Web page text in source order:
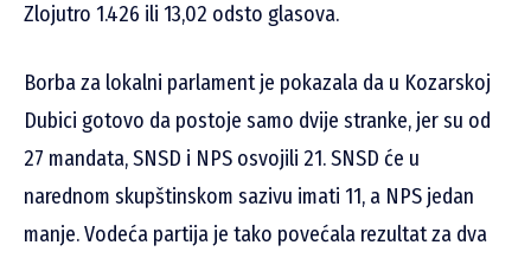
Zlojutro 1.426 ili 13,02 odsto glasova.
Borba za lokalni parlament je pokazala da u Kozarskoj
Dubici gotovo da postoje samo dvije stranke, jer su od
27 mandata, SNSD i NPS osvojili 21. SNSD će u
narednom skupštinskom sazivu imati 11, a NPS jedan
manje. Vodeća partija je tako povećala rezultat za dva